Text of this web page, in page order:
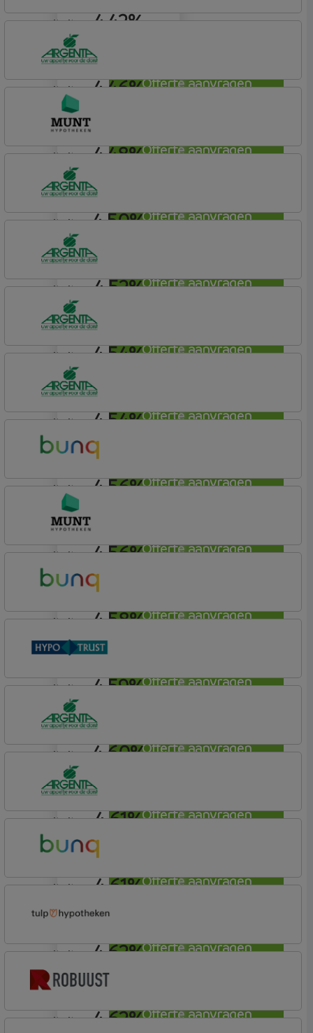
4,42%
Offerte aanvragen
annuiteit
4,46%
Offerte aanvragen
Argenta
Hypotheek
annuiteit
4,48%
Offerte aanvragen
Argenta
Hypotheek
annuiteit
4,50%
Offerte aanvragen
Munt Hypotheken
annuiteit
4,52%
Offerte aanvragen
Argenta
Hypotheek
annuiteit
4,54%
Offerte aanvragen
Argenta
Hypotheek
annuiteit
4,54%
Offerte aanvragen
Argenta
Hypotheek
annuiteit
4,56%
Offerte aanvragen
Hypotheek
annuiteit
4,56%
Offerte aanvragen
Easy Mortgage
annuiteit
4,58%
Offerte aanvragen
annuiteit
4,59%
Offerte aanvragen
Easy Mortgage
annuiteit
4,60%
Offerte aanvragen
Conneqt vh HypoTrust
Vrij Leven Hypotheek
annuiteit
4,61%
Offerte aanvragen
Argenta
Hypotheek
annuiteit
4,61%
Offerte aanvragen
Hypotheek
annuiteit
4,62%
Offerte aanvragen
Easy Mortgage
annuiteit
4,62%
Tulp Riant Hypotheek
annuiteit